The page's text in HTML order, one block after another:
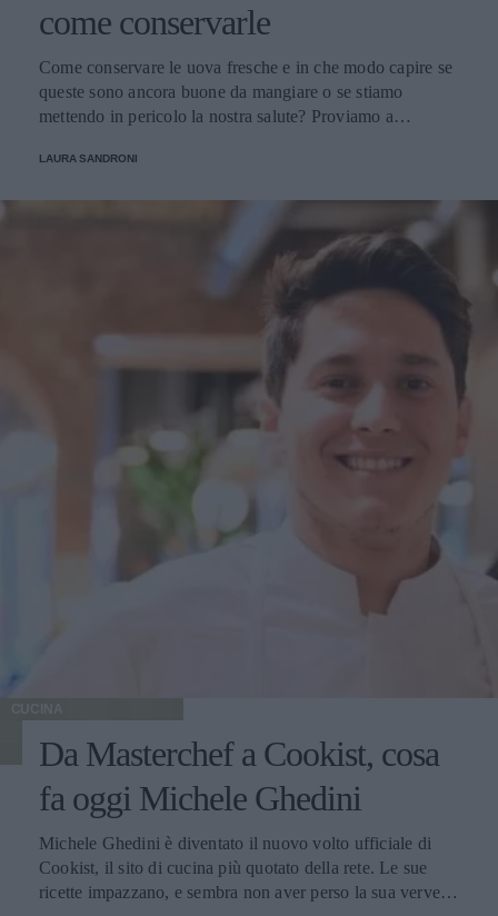
come conservarle
Come conservare le uova fresche e in che modo capire se
queste sono ancora buone da mangiare o se stiamo
mettendo in pericolo la nostra salute? Proviamo a
LAURA SANDRONI
CUCINA
Da Masterchef a Cookist, cosa
fa oggi Michele Ghedini
Michele Ghedini è diventato il nuovo volto ufficiale di
Cookist, il sito di cucina più quotato della rete. Le sue
ricette impazzano, e sembra non aver perso la sua verve